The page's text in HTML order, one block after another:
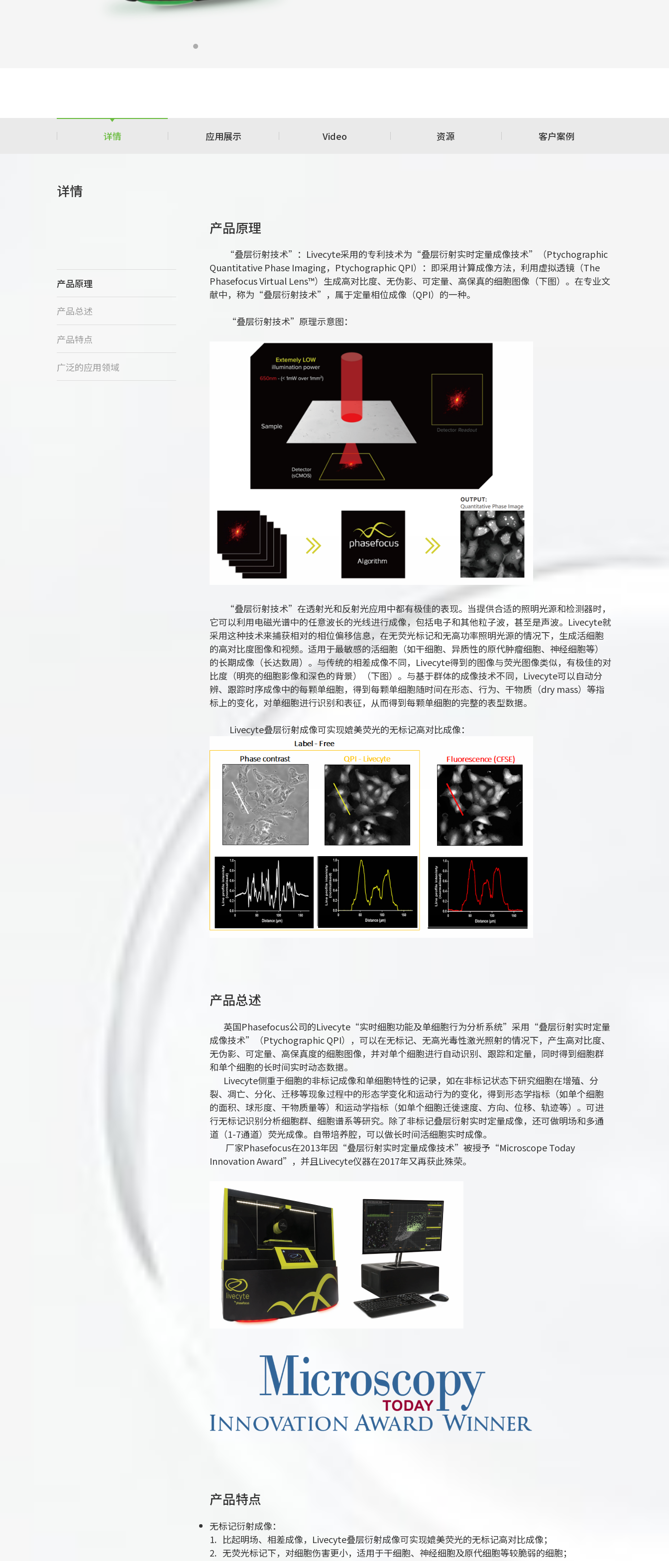
详情 应用展示 Video 资源 客户案例
详情
产品原理
产品总述
产品特点
广泛的应用领域
产品原理
“叠层衍射技术”：Livecyte采用的专利技术为“叠层衍射实时定量成像技术”（Ptychographic
Quantitative Phase Imaging，Ptychographic QPI）：即采用计算成像方法，利用虚拟透镜（The
Phasefocus Virtual Lens™）生成高对比度、无伪影、可定量、高保真的细胞图像（下图）。在专业文
献中，称为“叠层衍射技术”，属于定量相位成像（QPI）的一种。
“叠层衍射技术”原理示意图：
“叠层衍射技术”在透射光和反射光应用中都有极佳的表现。当提供合适的照明光源和检测器时，
它可以利用电磁光谱中的任意波长的光线进行成像，包括电子和其他粒子波，甚至是声波。Livecyte就
采用这种技术来捕获相对的相位偏移信息，在无荧光标记和无高功率照明光源的情况下，生成活细胞
的高对比度图像和视频。适用于最敏感的活细胞（如干细胞、异质性的原代肿瘤细胞、神经细胞等）
的长期成像（长达数周）。与传统的相差成像不同，Livecyte得到的图像与荧光图像类似，有极佳的对
比度（明亮的细胞影像和深色的背景）（下图）。与基于群体的成像技术不同，Livecyte可以自动分
辨、跟踪时序成像中的每颗单细胞，得到每颗单细胞随时间在形态、行为、干物质（dry mass）等指
标上的变化，对单细胞进行识别和表征，从而得到每颗单细胞的完整的表型数据。
Livecyte叠层衍射成像可实现媲美荧光的无标记高对比成像：
产品总述
英国Phasefocus公司的Livecyte“实时细胞功能及单细胞行为分析系统”采用“叠层衍射实时定量
成像技术”（Ptychographic QPI），可以在无标记、无高光毒性激光照射的情况下，产生高对比度、
无伪影、可定量、高保真度的细胞图像，并对单个细胞进行自动识别、跟踪和定量，同时得到细胞群
和单个细胞的长时间实时动态数据。
Livecyte侧重于细胞的非标记成像和单细胞特性的记录，如在非标记状态下研究细胞在增殖、分
裂、凋亡、分化、迁移等现象过程中的形态学变化和运动行为的变化，得到形态学指标（如单个细胞
的面积、球形度、干物质量等）和运动学指标（如单个细胞迁徙速度、方向、位移、轨迹等）。可进
行无标记识别分析细胞群、细胞谱系等研究。除了非标记叠层衍射实时定量成像，还可做明场和多通
道（1-7通道）荧光成像。自带培养腔，可以做长时间活细胞实时成像。
厂家Phasefocus在2013年因“叠层衍射实时定量成像技术”被授予“Microscope Today
Innovation Award”，并且Livecyte仪器在2017年又再获此殊荣。
产品特点
无标记衍射成像：
1. 比起明场、相差成像，Livecyte叠层衍射成像可实现媲美荧光的无标记高对比成像；
2. 无荧光标记下，对细胞伤害更小，适用于干细胞、神经细胞及原代细胞等较脆弱的细胞；